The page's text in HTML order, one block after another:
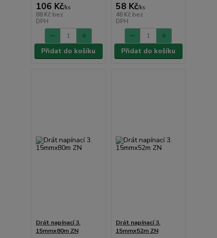
106 Kč/ks
88 Kč bez
DPH
Přidat do košíku
58 Kč/ks
48 Kč bez
DPH
Přidat do košíku
Drát napínací 3.
15mmx80m ZN
Drát napínací 3.
15mmx52m ZN